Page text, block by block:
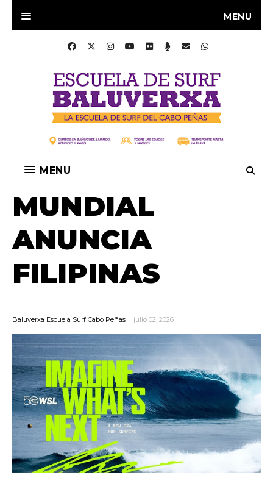
MENU
MENU
MUNDIAL
ANUNCIA
FILIPINAS
Baluverxa Escuela Surf Cabo Peñas julio 02, 2026